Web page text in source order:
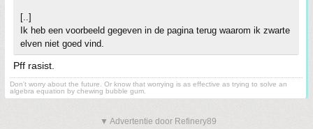
[..]
Ik heb een voorbeeld gegeven in de pagina terug waarom ik zwarte
elven niet goed vind.
Pff rasist.
Don't worry about the future. Or know that worrying is as effective as trying to solve an
algebra equation by chewing bubble gum.
▼ Advertentie door Refinery89